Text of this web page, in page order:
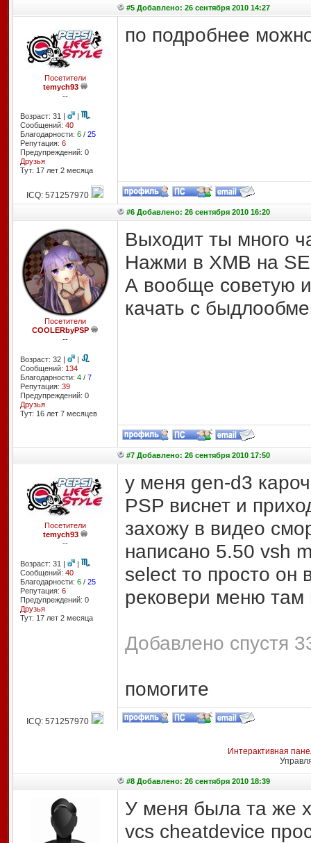
#5 Добавлено: 26 сентября 2010 14:27
Посетители
temych93
--
Возраст: 31 |
|
Сообщений: 40
Благодарности: 6/ 25
Репутация: 6
Предупреждений: 0
Друзья
Тут: 17 лет 2 месяцa
по подробнее
ICQ: 571257970
#6 Добавлено: 26 сентября 2010 16:20
Посетители
COOLERbyPSP
--
Возраст: 32 |
|
Сообщений: 134
Благодарности: 4/ 7
Репутация: 39
Предупреждений: 0
Друзья
Тут: 16 лет 7 месяцев
Выходит ты много
Нажми в XMB на
А вообще советую
качать с
#7 Добавлено: 26 сентября 2010 17:50
Посетители
temych93
--
Возраст: 31 |
|
Сообщений: 40
Благодарности: 6/ 25
Репутация: 6
Предупреждений: 0
Друзья
Тут: 17 лет 2 месяцa
у меня gen-d3
PSP виснет и
захожу в видео
написано 5.50 vsh
select то просто он
рековери меню там
Добавлено спустя
помогите
ICQ: 571257970
Интерактивная
#8 Добавлено: 26 сентября 2010 18:39
У меня была та же
vcs cheatdevice